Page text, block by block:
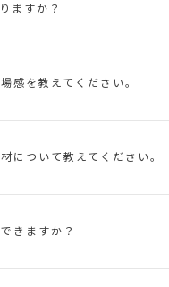
ますか？
感を教えてください。
について教えてください。
きますか？